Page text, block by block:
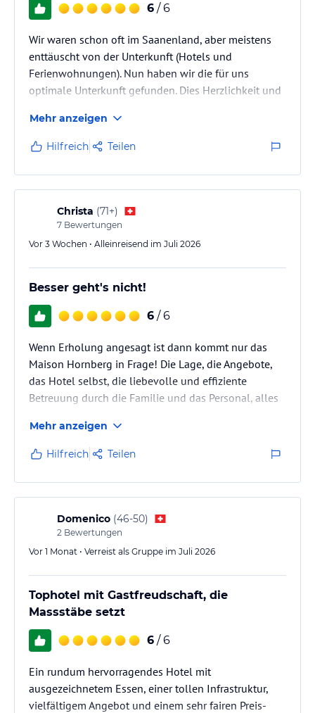
6 / 6
Wir waren schon oft im Saanenland, aber meistens
enttäuscht von der Unterkunft (Hotels und
Ferienwohnungen). Nun haben wir die für uns
optimale Unterkunft gefunden. Dies Herzlichkeit und
Mitarbeitenden, in diesem Haus ist einfach
phantastisch. Wir können dieses Hotel aus
Überzeugung wärmstens empfehlen.
Mehr anzeigen
Hilfreich Teilen
Christa (71+)
7 Bewertungen
Vor 3 Wochen • Alleinreisend im Juli 2026
Besser geht's nicht!
6 / 6
Wenn Erholung angesagt ist dann kommt nur das
Maison Hornberg in Frage! Die Lage, die Angebote,
das Hotel selbst, die liebevolle und effiziente
Betreuung durch die Familie und das Personal, alles
Mehr anzeigen
Hilfreich Teilen
Domenico (46-50)
2 Bewertungen
Vor 1 Monat • Verreist als Gruppe im Juli 2026
Tophotel mit Gastfreudschaft, die
Massstäbe setzt
6 / 6
Ein rundum hervorragendes Hotel mit
ausgezeichnetem Essen, einer tollen Infrastruktur,
vielfältigem Angebot und einem sehr fairen Preis-